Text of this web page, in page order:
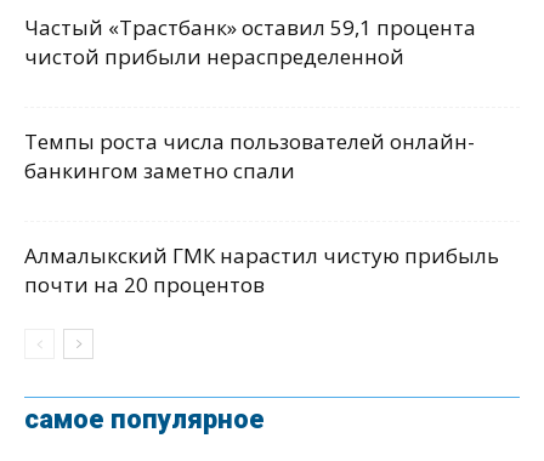
Частый «Трастбанк» оставил 59,1 процента
чистой прибыли нераспределенной
Темпы роста числа пользователей онлайн-
банкингом заметно спали
Алмалыкский ГМК нарастил чистую прибыль
почти на 20 процентов
самое популярное